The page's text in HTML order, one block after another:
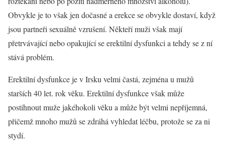
Obvykle je to však jen dočasné a erekce se obvykle dostaví, když
jsou partneři sexuálně vzrušení. Někteří muži však mají
přetrvávající nebo opakující se erektilní dysfunkci a tehdy se z ní
stává problém.
Erektilní dysfunkce je v Irsku velmi častá, zejména u mužů
starších 40 let. rok věku. Erektilní dysfunkce však může
postihnout muže jakéhokoli věku a může být velmi nepříjemná,
přičemž mnoho mužů se zdráhá vyhledat léčbu, protože se za ni
stydí.